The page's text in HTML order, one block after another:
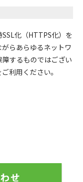
化（HTTPS化）を
らあらゆるネットワ
するものではござい
利用ください。